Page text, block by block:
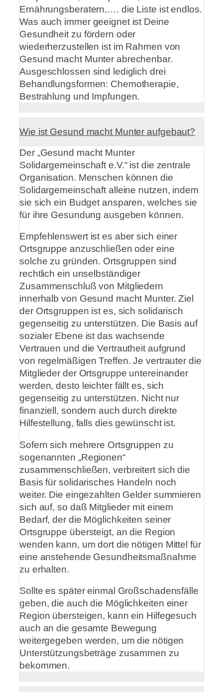
Ernährungsberatern,…. die Liste ist endlos.
Was auch immer geeignet ist Deine
Gesundheit zu fördern oder
wiederherzustellen ist im Rahmen von
Gesund macht Munter abrechenbar.
Ausgeschlossen sind lediglich drei
Behandlungsformen: Chemotherapie,
Bestrahlung und Impfungen.
Wie ist Gesund macht Munter aufgebaut?
Der „Gesund macht Munter
Solidargemeinschaft e.V.“ ist die zentrale
Organisation. Menschen können die
Solidargemeinschaft alleine nutzen, indem
sie sich ein Budget ansparen, welches sie
für ihre Gesundung ausgeben können.
Empfehlenswert ist es aber sich einer
Ortsgruppe anzuschließen oder eine
solche zu gründen. Ortsgruppen sind
rechtlich ein unselbständiger
Zusammenschluß von Mitgliedern
innerhalb von Gesund macht Munter. Ziel
der Ortsgruppen ist es, sich solidarisch
gegenseitig zu unterstützen. Die Basis auf
sozialer Ebene ist das wachsende
Vertrauen und die Vertrautheit aufgrund
von regelmäßigen Treffen. Je vertrauter die
Mitglieder der Ortsgruppe untereinander
werden, desto leichter fällt es, sich
gegenseitig zu unterstützen. Nicht nur
finanziell, sondern auch durch direkte
Hilfestellung, falls dies gewünscht ist.
Sofern sich mehrere Ortsgruppen zu
sogenannten „Regionen“
zusammenschließen, verbreitert sich die
Basis für solidarisches Handeln noch
weiter. Die eingezahlten Gelder summieren
sich auf, so daß Mitglieder mit einem
Bedarf, der die Möglichkeiten seiner
Ortsgruppe übersteigt, an die Region
wenden kann, um dort die nötigen Mittel für
eine anstehende Gesundheitsmaßnahme
zu erhalten.
Sollte es später einmal Großschadensfälle
geben, die auch die Möglichkeiten einer
Region übersteigen, kann ein Hilfegesuch
auch an die gesamte Bewegung
weitergegeben werden, um die nötigen
Unterstützungsbeträge zusammen zu
bekommen.